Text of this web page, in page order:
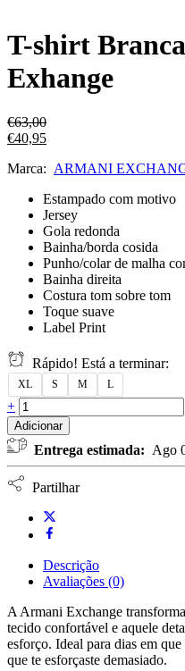
T-shirt
Exhange
€63,00
€40,95
Marca: ARMANI
Estampado com motivo
Jersey
Gola redonda
Bainha/borda cosida
Punho/colar de malha
Bainha direita
Costura tom sobre tom
Toque suave
Label Print
Rápido! Está a terminar:
XL S M L
+
Adicionar
Entrega estimada: Ago
Partilhar
Descrição
Avaliações (0)
A Armani Exchange
tecido confortável e aquele
esforço. Ideal para dias em
que te esforçaste demasiado.